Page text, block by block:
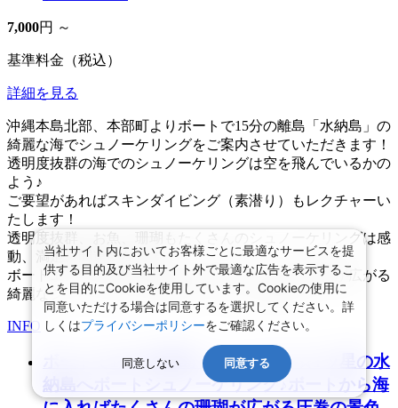
7,000円 ～
基準料金（税込）
詳細を見る
沖縄本島北部、本部町よりボートで15分の離島「水納島」の
綺麗な海でシュノーケリングをご案内させていただきます！
透明度抜群の海でのシュノーケリングは空を飛んでいるかの
よう♪
ご要望があればスキンダイビング（素潜り）もレクチャーい
たします！
透明度抜群、お魚、珊瑚もたくさんのシュノーケリングは感
動、満足、間違いなし！
ボートエントリーなので海に入ればそこはもう珊瑚が広がる
綺麗なシュノーケリングポイン .....もっと見る
INFO
ボートで15分の離島！ミシュラン☆1ッ星の水
納島へボートシュノーケリング♪ボートから海
当社サイト内においてお客様ごとに最適なサービスを提
供する目的及び当社サイト外で最適な広告を表示するこ
とを目的にCookieを使用しています。Cookieの使用に
同意いただける場合は同意するを選択してください。詳
しくはプライバシーポリシーをご確認ください。
同意しない 同意する